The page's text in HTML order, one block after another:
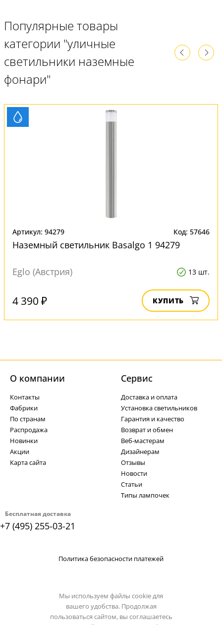
Популярные товары
категории "уличные
светильники наземные
фонари"
Артикул: 94279 Код: 57646
Наземный светильник Basalgo 1 94279
Eglo (Австрия) 13 шт.
4 390 ₽ КУПИТЬ
Бесплатная доставка
+7 (495) 255-03-21
О компании
Контакты
Фабрики
По странам
Распродажа
Новинки
Акции
Карта сайта
Cервис
Доставка и оплата
Установка светильников
Гарантия и качество
Возврат и обмен
Веб-мастерам
Дизайнерам
Отзывы
Новости
Статьи
Типы лампочек
Политика безопасности платежей
Мы используем файлы cookie для
вашего удобства. Продолжая
пользоваться сайтом, вы соглашаетесь